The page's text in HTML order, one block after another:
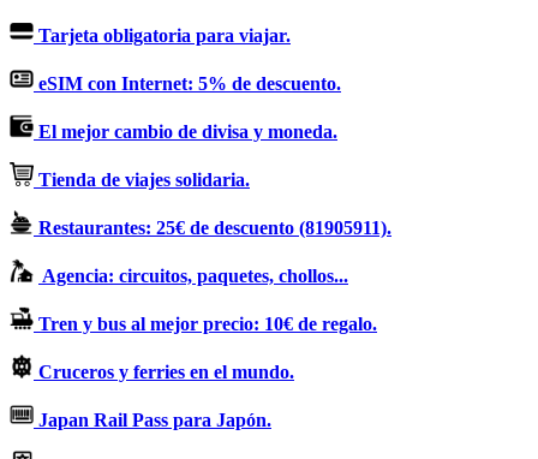
Tarjeta obligatoria para viajar.
eSIM con Internet: 5% de descuento.
El mejor cambio de divisa y moneda.
Tienda de viajes solidaria.
Restaurantes: 25€ de descuento (81905911).
Agencia: circuitos, paquetes, chollos...
Tren y bus al mejor precio: 10€ de regalo.
Cruceros y ferries en el mundo.
Japan Rail Pass para Japón.